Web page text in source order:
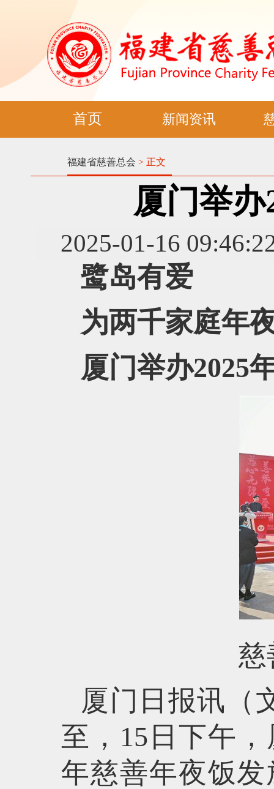
首页 新闻资讯
福建省慈善总会 > 正文
厦门举
2025-01-16
鹭岛有爱
为两千家庭年
厦门举办2025
慈
厦门日报讯（
至，15日下午
年慈善年夜饭